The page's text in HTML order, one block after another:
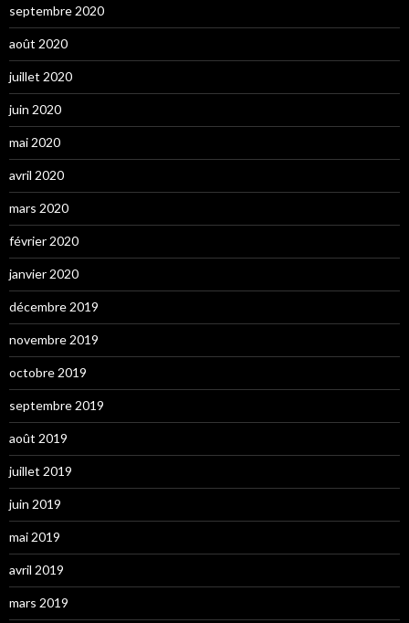
septembre 2020
août 2020
juillet 2020
juin 2020
mai 2020
avril 2020
mars 2020
février 2020
janvier 2020
décembre 2019
novembre 2019
octobre 2019
septembre 2019
août 2019
juillet 2019
juin 2019
mai 2019
avril 2019
mars 2019